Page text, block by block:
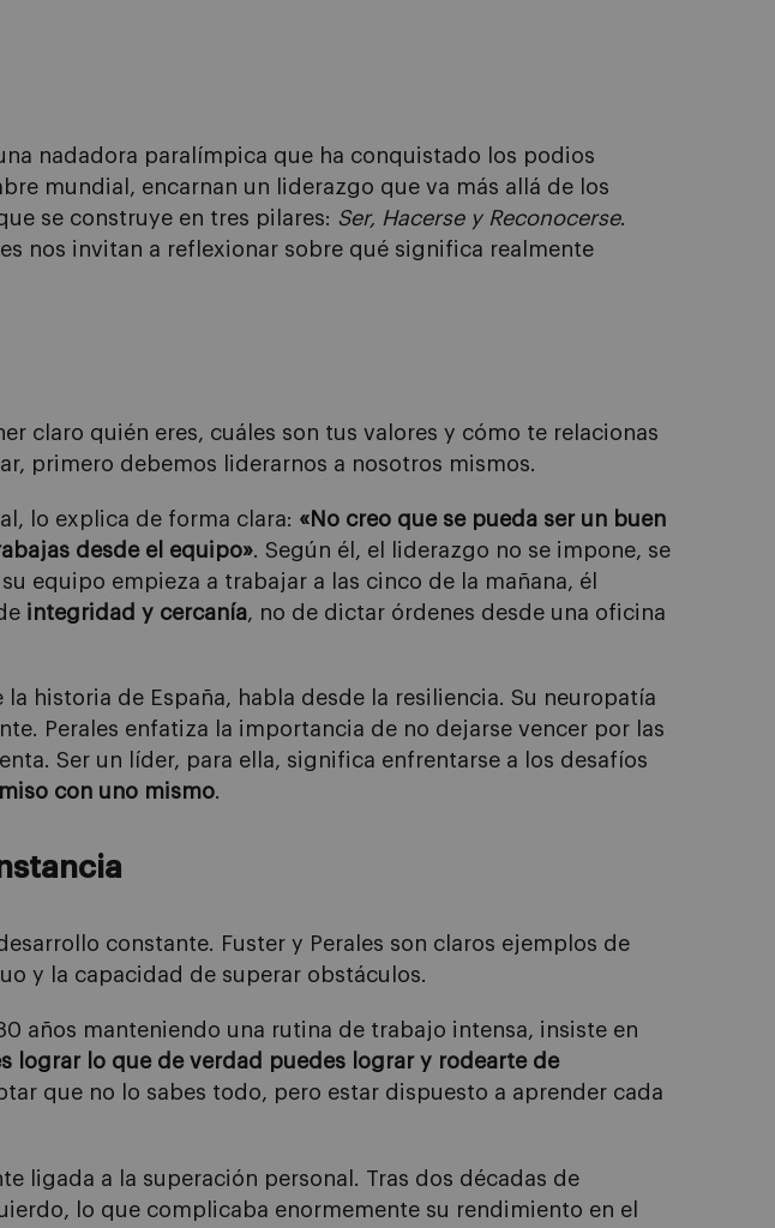
nadadora paralímpica que ha conquistado los podios
mundial, encarnan un liderazgo que va más allá de los
se construye en tres pilares: Ser, Hacerse y Reconocerse.
nos invitan a reflexionar sobre qué significa realmente
claro quién eres, cuáles son tus valores y cómo te relacionas
primero debemos liderarnos a nosotros mismos.
lo explica de forma clara: «No creo que se pueda ser un buen
desde el equipo» . Según él, el liderazgo no se impone, se
su equipo empieza a trabajar a las cinco de la mañana, él
integridad y cercanía , no de dictar órdenes desde una oficina
historia de España, habla desde la resiliencia. Su neuropatía
Perales enfatiza la importancia de no dejarse vencer por las
Ser un líder, para ella, significa enfrentarse a los desafíos
con uno mismo.
constante. Fuster y Perales son claros ejemplos de
y la capacidad de superar obstáculos.
años manteniendo una rutina de trabajo intensa, insiste en
lograr lo que de verdad puedes lograr y rodearte de
que no lo sabes todo, pero estar dispuesto a aprender cada
ligada a la superación personal. Tras dos décadas de
lo que complicaba enormemente su rendimiento en el